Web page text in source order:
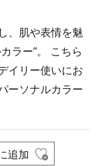
、肌や表情を魅
ラー”。 こちら
イリー使いにお
ーソナルカラー
追加